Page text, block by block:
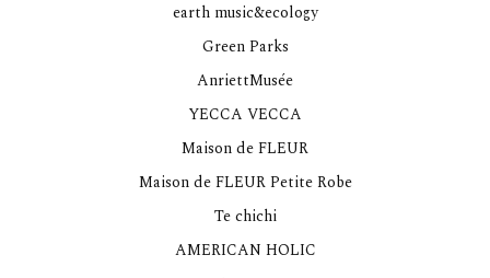
earth music&ecology
Green Parks
AnriettMusée
YECCA VECCA
Maison de FLEUR
Maison de FLEUR Petite Robe
Te chichi
AMERICAN HOLIC